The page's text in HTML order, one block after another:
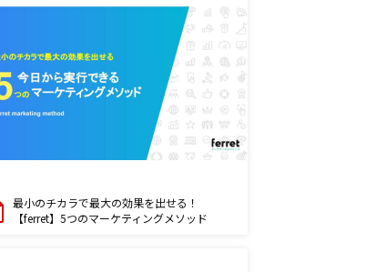
最小のチカラで最大の効果を出せる！
【ferret】5つのマーケティングメソッド